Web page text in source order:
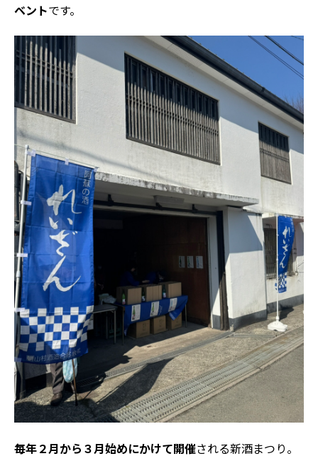
ベントです。
毎年２月から３月始めにかけて開催される新酒まつり。